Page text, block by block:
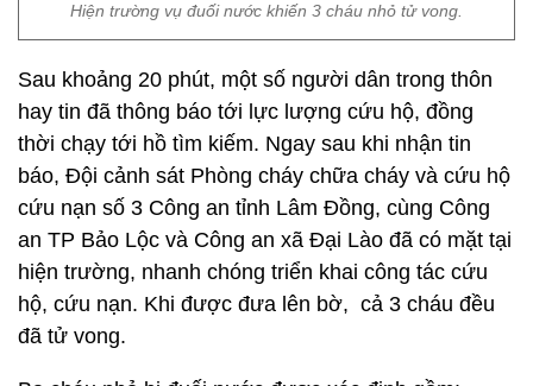
Hiện trường vụ đuối nước khiến 3 cháu nhỏ tử vong.
Sau khoảng 20 phút, một số người dân trong thôn
hay tin đã thông báo tới lực lượng cứu hộ, đồng
thời chạy tới hồ tìm kiếm. Ngay sau khi nhận tin
báo, Đội cảnh sát Phòng cháy chữa cháy và cứu hộ
cứu nạn số 3 Công an tỉnh Lâm Đồng, cùng Công
an TP Bảo Lộc và Công an xã Đại Lào đã có mặt tại
hiện trường, nhanh chóng triển khai công tác cứu
hộ, cứu nạn. Khi được đưa lên bờ, cả 3 cháu đều
đã tử vong.